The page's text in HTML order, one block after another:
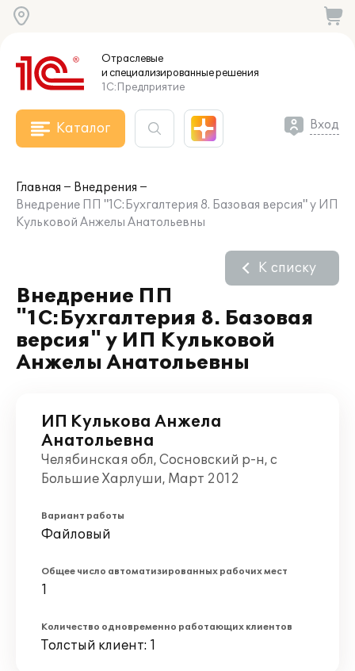
Отраслевые
и специализированныерешения
1С:Предприятие
Каталог Вход
Главная
Внедрения
Внедрение ПП "1С:Бухгалтерия 8. Базовая версия" у ИП
Кульковой Анжелы Анатольевны
Внедрение ПП
"1С:Бухгалтерия 8. Базовая
версия" у ИП Кульковой
Анжелы Анатольевны
К списку
ИП Кулькова Анжела
Анатольевна
Челябинская обл, Сосновский р-н, с
Большие Харлуши, Март 2012
Вариант работы
Файловый
Общее число автоматизированных рабочих мест
1
Количество одновременно работающих клиентов
Толстый клиент: 1